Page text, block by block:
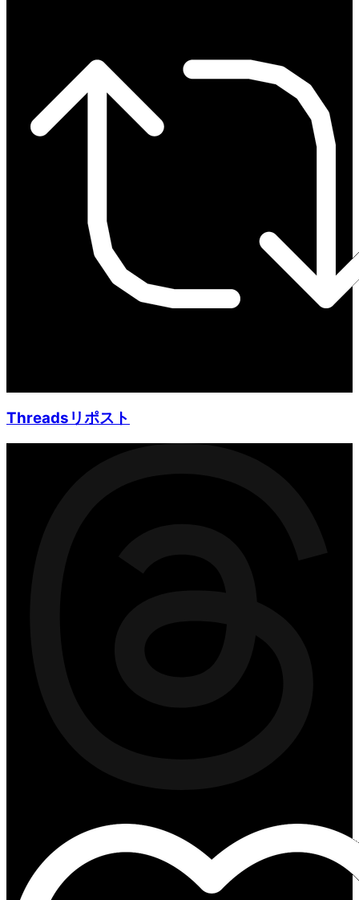
Threadsリポスト